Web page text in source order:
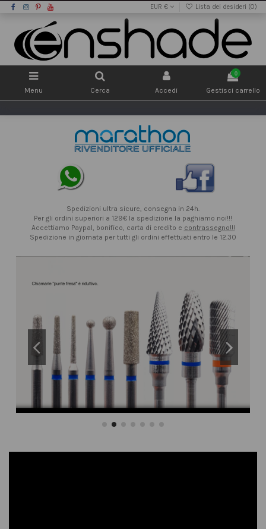
EUR € Lista dei desideri (0)
Menu Cerca Accedi
0
Gestisci carrello
Spedizioni ultra sicure, consegna in 24h.
Per gli ordini superiori a 129€ la spedizione la paghiamo noi!!!
Accettiamo Paypal, bonifico, carta di credito e contrassegno!!!
Spedizione in giornata per tutti gli ordini effettuati entro le 12.30